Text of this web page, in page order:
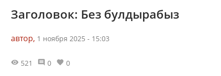
Заголовок: Без булдырабыз
автор, 1 ноября 2025 - 15:03
521 0 0